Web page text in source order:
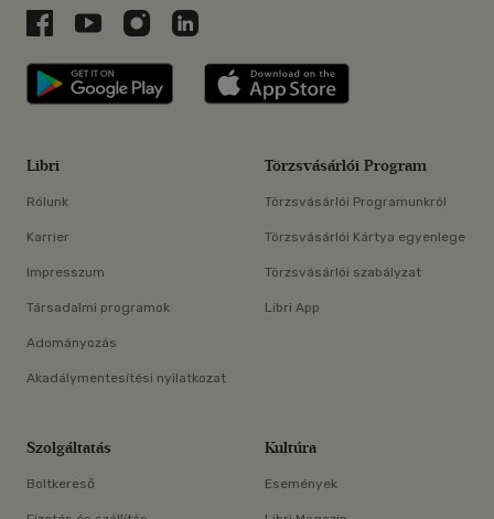
Libri a Facebookon
Libri a Youtube-on
Libri az Instagramon
Libri a LinkedInen
Libri applikáció Szerezd meg: Google
Libri
Rólunk
Karrier
Impresszum
Társadalmi programok
Adományozás
Akadálymentesítési nyilatkozat
Törzsvásárlói Program
Törzsvásárlói Programunkról
Törzsvásárlói Kártya egyenlege
Törzsvásárlói szabályzat
Libri App
Szolgáltatás
Boltkereső
Kultúra
Események